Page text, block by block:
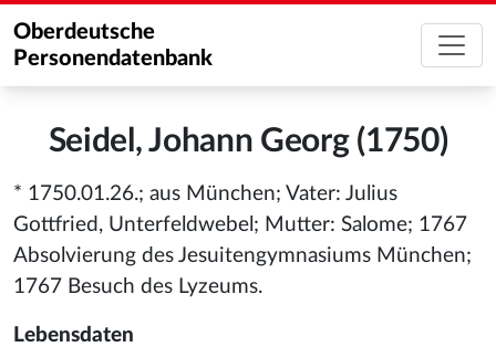
Oberdeutsche
Personendatenbank
Seidel, Johann Georg (1750)
* 1750.01.26.; aus München; Vater: Julius
Gottfried, Unterfeldwebel; Mutter: Salome; 1767
Absolvierung des Jesuitengymnasiums München;
1767 Besuch des Lyzeums.
Lebensdaten